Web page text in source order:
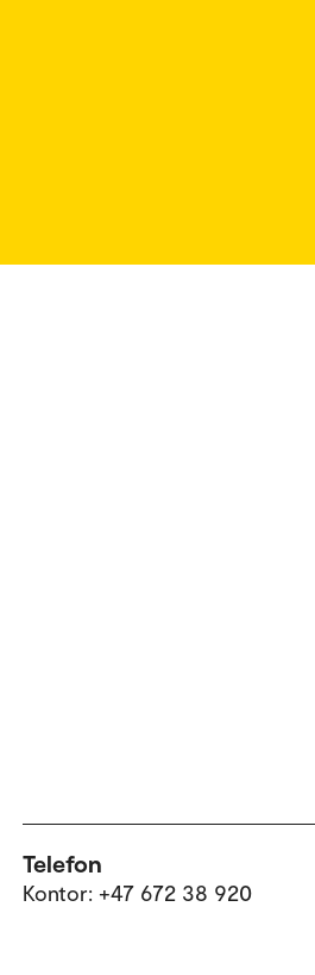
Telefon
Kontor: +47 672 38 920